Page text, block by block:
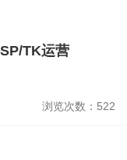
TK运营
浏览次数：522